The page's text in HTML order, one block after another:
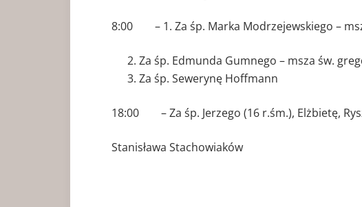
8:00 – 1. Za śp. Marka Modrzejewskiego –
Za śp. Edmunda Gumnego – msza św.
Za śp. Sewerynę Hoffmann
18:00 – Za śp. Jerzego (16 r.śm.), Elżbietę,
Stanisława Stachowiaków